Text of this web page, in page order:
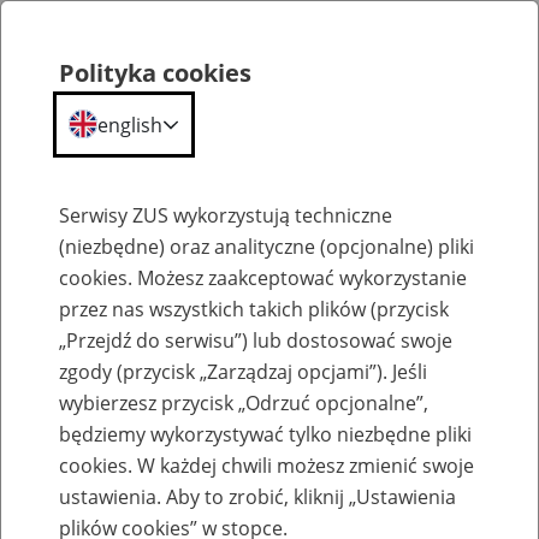
Szkolenia
Zaproś ZUS do siebie: Aktywni 50+
Polityka cookies
english
Serwisy ZUS wykorzystują techniczne
(niezbędne) oraz analityczne (opcjonalne) pliki
cookies. Możesz zaakceptować wykorzystanie
przez nas wszystkich takich plików (przycisk
„Przejdź do serwisu”) lub dostosować swoje
zgody (przycisk „Zarządzaj opcjami”). Jeśli
wybierzesz przycisk „Odrzuć opcjonalne”,
będziemy wykorzystywać tylko niezbędne pliki
cookies. W każdej chwili możesz zmienić swoje
ustawienia. Aby to zrobić, kliknij „Ustawienia
plików cookies” w stopce.